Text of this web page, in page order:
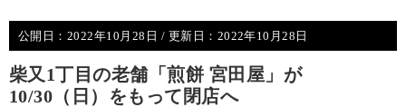
公開日： 2022年10月28日 / 更新日： 2022年10月28日
柴又1丁目の老舗「煎餅 宮田屋」が
10/30（日）をもって閉店へ